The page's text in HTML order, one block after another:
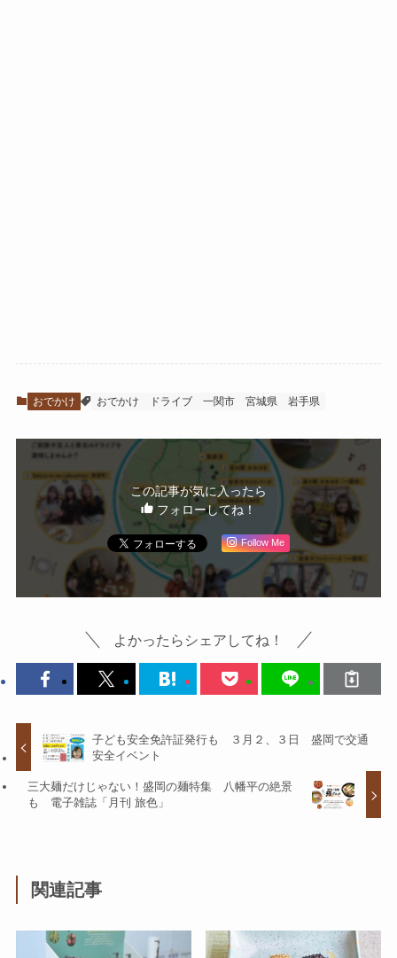
おでかけ おでかけ ドライブ 一関市 宮城県 岩手県
この記事が気に入ったら
フォローしてね！
Follow Me
よかったらシェアしてね！
子ども安全免許証発行も ３月２、３日 盛岡で交通
安全イベント
三大麺だけじゃない！盛岡の麺特集 八幡平の絶景
も 電子雑誌「月刊 旅色」
関連記事